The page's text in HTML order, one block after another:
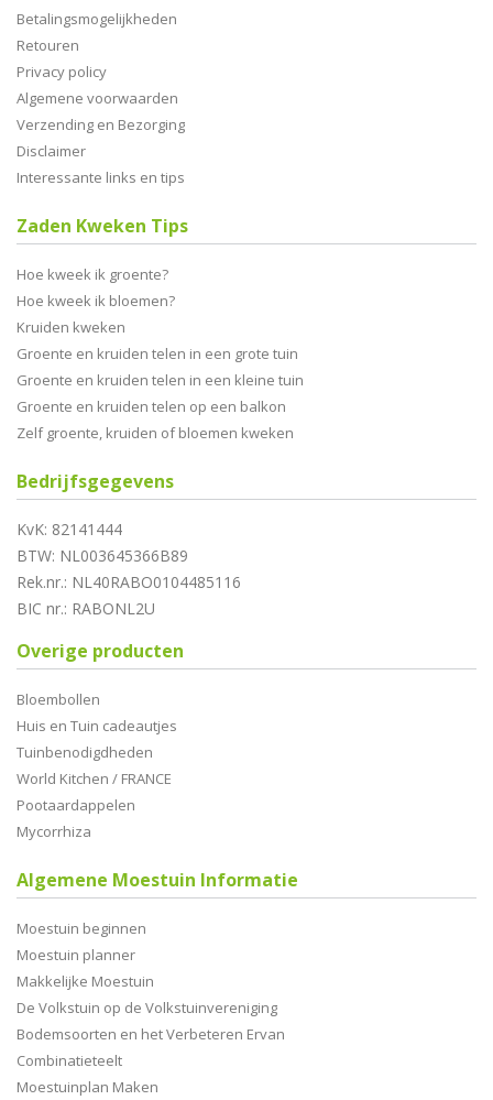
Betalingsmogelijkheden
Retouren
Privacy policy
Algemene voorwaarden
Verzending en Bezorging
Disclaimer
Interessante links en tips
Zaden Kweken Tips
Hoe kweek ik groente?
Hoe kweek ik bloemen?
Kruiden kweken
Groente en kruiden telen in een grote tuin
Groente en kruiden telen in een kleine tuin
Groente en kruiden telen op een balkon
Zelf groente, kruiden of bloemen kweken
Bedrijfsgegevens
KvK: 82141444
BTW: NL003645366B89
Rek.nr.: NL40RABO0104485116
BIC nr.: RABONL2U
Overige producten
Bloembollen
Huis en Tuin cadeautjes
Tuinbenodigdheden
World Kitchen / FRANCE
Pootaardappelen
Mycorrhiza
Algemene Moestuin Informatie
Moestuin beginnen
Moestuin planner
Makkelijke Moestuin
De Volkstuin op de Volkstuinvereniging
Bodemsoorten en het Verbeteren Ervan
Combinatieteelt
Moestuinplan Maken